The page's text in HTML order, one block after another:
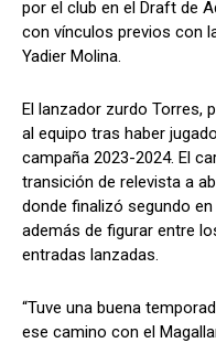
por el club en el Draft de
con vínculos previos con
Yadier Molina.
El lanzador zurdo Torres,
al equipo tras haber
campaña 2023-2024. El
transición de relevista a
donde finalizó segundo
además de figurar entre
entradas lanzadas.
“Tuve una buena
ese camino con el